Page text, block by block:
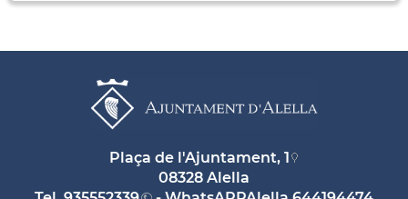
Plaça de l'Ajuntament, 1
08328 Alella